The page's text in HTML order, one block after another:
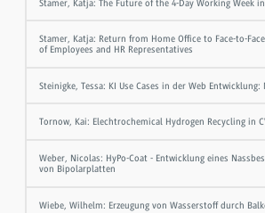
Stamer, Katja: The Future of the 4-Day Working Week
Stamer, Katja: Return from Home Office to Face-to-
of Employees and HR Representatives
Steinigke, Tessa: KI Use Cases in der Web
Tornow, Kai: Elechtrochemical Hydrogen Recycling in
Weber, Nicolas: HyPo-Coat - Entwicklung eines
von Bipolarplatten
Wiebe, Wilhelm: Erzeugung von Wasserstoff durch